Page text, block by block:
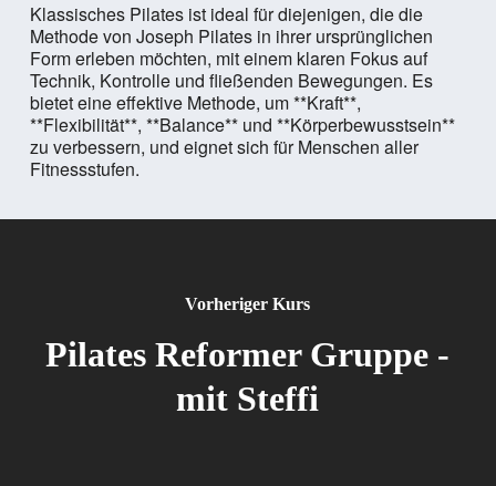
Klassisches Pilates ist ideal für diejenigen, die die
Methode von Joseph Pilates in ihrer ursprünglichen
Form erleben möchten, mit einem klaren Fokus auf
Technik, Kontrolle und fließenden Bewegungen. Es
bietet eine effektive Methode, um **Kraft**,
**Flexibilität**, **Balance** und **Körperbewusstsein**
zu verbessern, und eignet sich für Menschen aller
Fitnessstufen.
Vorheriger Kurs
Pilates Reformer Gruppe -
mit Steffi